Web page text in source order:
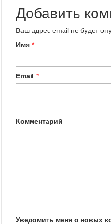
Добавить
Ваш адрес email не будет
Имя *
Email *
Комментарий
Уведомить меня о новых